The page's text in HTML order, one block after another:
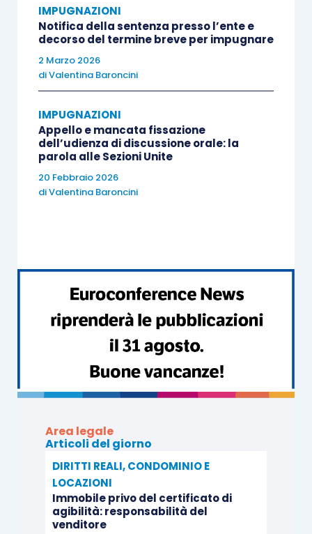
IMPUGNAZIONI
Notifica della sentenza presso l’ente e
decorso del termine breve per impugnare
2 Marzo 2026
diValentina Baroncini
IMPUGNAZIONI
Appello e mancata fissazione
dell’udienza di discussione orale: la
parola alle Sezioni Unite
20 Febbraio 2026
diValentina Baroncini
Area legale
Articoli del giorno
DIRITTI REALI, CONDOMINIO E
LOCAZIONI
Immobile privo del certificato di
agibilità: responsabilità del
venditore